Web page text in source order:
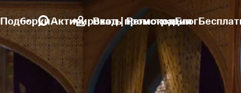
ПодборкиАктивировать промокодБлог
Вход | Регистрация